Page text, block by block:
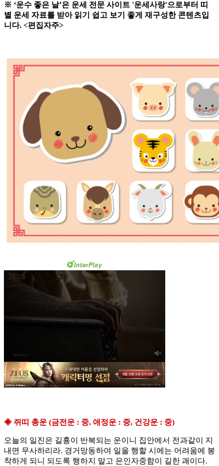
※ ‘운수 좋은 날’은 운세 전문 사이트 '운세사랑'으로부터 띠
별 운세 자료를 받아 읽기 쉽고 보기 좋게 재구성한 콘텐츠입
니다. <편집자주>
◈ 쥐띠 총운 (금전운 : 중, 애정운 : 중, 건강운 : 중)
오늘의 일진은 길흉이 반복되는 운이니 집안에서 전과같이 지
내면 무사하리라. 경거망동하여 일을 행할 시에는 어려움에 봉
착하게 되니 되도록 행하지 말고 은인자중함이 길한 괘이다.